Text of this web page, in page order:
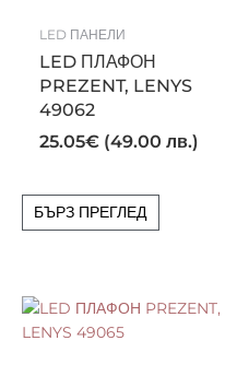
LED ПАНЕЛИ
LED ПЛАФОН
PREZENT, LENYS
49062
25.05€ (49.00 лв.)
БЪРЗ ПРЕГЛЕД